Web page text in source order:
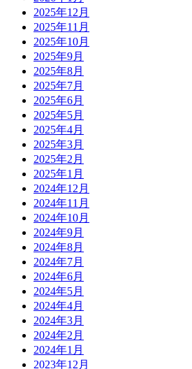
2025年12月
2025年11月
2025年10月
2025年9月
2025年8月
2025年7月
2025年6月
2025年5月
2025年4月
2025年3月
2025年2月
2025年1月
2024年12月
2024年11月
2024年10月
2024年9月
2024年8月
2024年7月
2024年6月
2024年5月
2024年4月
2024年3月
2024年2月
2024年1月
2023年12月